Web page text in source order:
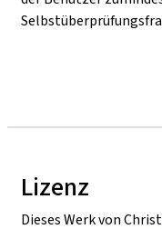
Lizenz
Dieses Werk von